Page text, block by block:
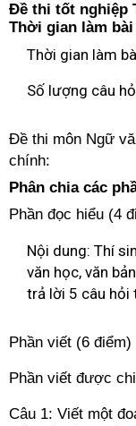
Đề thi tốt nghiệp
Thời gian làm
Thời gian làm
Số lượng câu
Đề thi môn Ngữ
chính:
Phân chia các
Phần đọc hiểu (4
Nội dung: Thí
văn học, văn
trả lời 5 câu hỏi
Phần viết (6 điểm)
Phần viết được
Câu 1: Viết một